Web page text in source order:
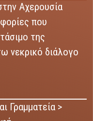
Αχερουσία
που
της
νεκρικό διάλογο
Γραμματεία >